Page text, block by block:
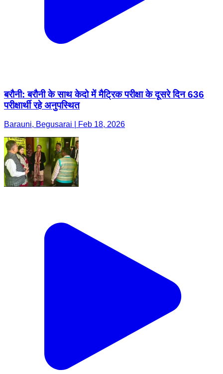
बरौनी: बरौनी के साथ केदो में मैट्रिक परीक्षा के दूसरे दिन 636
परीक्षार्थी रहे अनुपस्थित
Barauni, Begusarai | Feb 18, 2026